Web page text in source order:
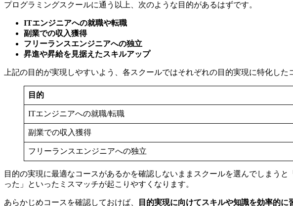
プログラミングスクールに通う以上、次のような目的があるはずです。
ITエンジニアへの就職や転職
副業での収入獲得
フリーランスエンジニアへの独立
昇進や昇給を見据えたスキルアップ
上記の目的が実現しやすいよう、各スクールではそれぞれの目的実現に特化した
目的
ITエンジニアへの就職/転職
副業での収入獲得
フリーランスエンジニアへの独立
目的の実現に最適なコースがあるかを確認しないままスクールを選んでしまう
った」といったミスマッチが起こりやすくなります。
あらかじめコースを確認しておけば、 目的実現に向けてスキルや知識を効率的に